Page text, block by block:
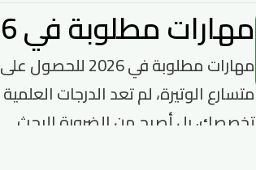
مهارات مطلوبة في 2026 للحصول على فرص دولية
متسارع الوتيرة، لم تعد الدرجات
تخصصك، بل أصبح من الضرورة البحث...